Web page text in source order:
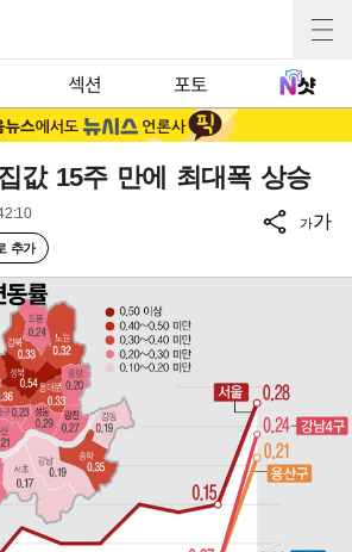
섹션 포토
값 15주 만에 최대폭 상승
추가
가가